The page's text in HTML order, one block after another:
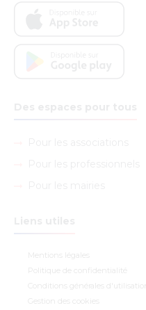
Mentions légales
Politique de confidentialité
Conditions générales d'utilisation
Gestion des cookies